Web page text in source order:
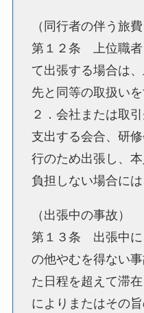
（同行者の伴う旅費
第１２条 上位職者
て出張する場合は
先と同等の取扱い
２．会社または取
支出する会合、研
行のため出張し、
負担しない場合に
（出張中の事故）
第１３条 出張中に
の他やむを得ない
た日程を超えて滞
によりまたはその